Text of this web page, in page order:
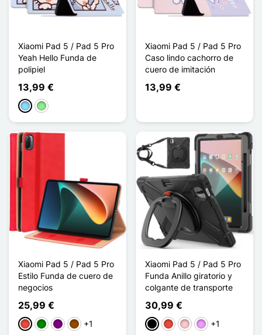
Xiaomi Pad 5 / Pad 5 Pro
Yeah Hello Funda de
polipiel
13,99 €
Azul claroVerde claro
Xiaomi Pad 5 / Pad 5 Pro
Caso lindo cachorro de
cuero de imitación
13,99 €
Xiaomi Pad 5 / Pad 5 Pro
Estilo Funda de cuero de
negocios
25,99 €
RojoVerdePúrpuraMarrón
+1
Xiaomi Pad 5 / Pad 5 Pro
Funda Anillo giratorio y
colgante de transporte
30,99 €
NegroRojoRosaMorado claro
+1